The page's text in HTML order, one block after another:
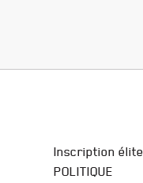
Inscription élite
POLITIQUE